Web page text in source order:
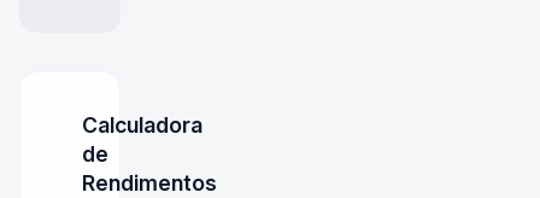
Calculadora
de
Rendimentos